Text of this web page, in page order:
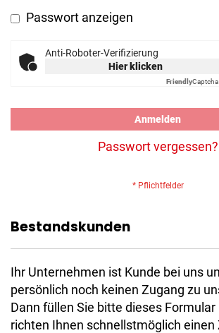
Passwort anzeigen
Anti-Roboter-Verifizierung
Hier klicken
Friendly
Anmelden
Passwort vergessen?
Bestandskunden
Ihr Unternehmen ist Kunde bei uns
persönlich noch keinen Zugang zu
Dann füllen Sie bitte dieses
richten Ihnen schnellstmöglich einen